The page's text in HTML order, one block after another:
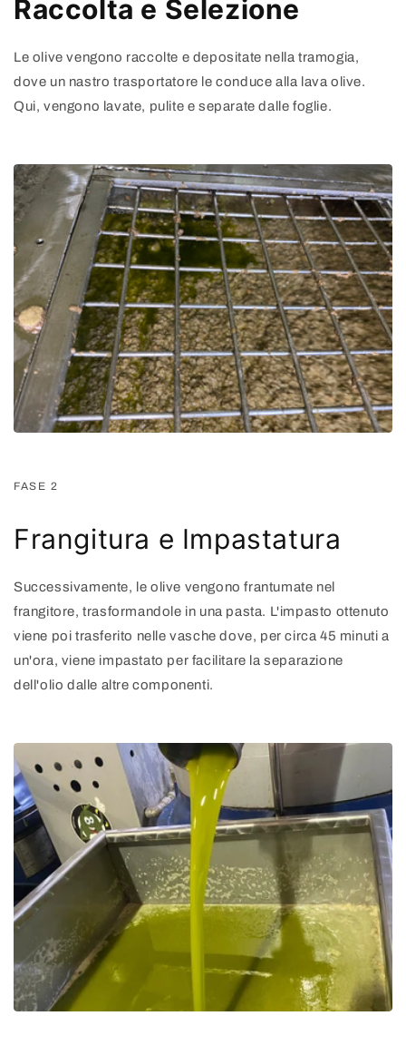
Raccolta e Selezione
Le olive vengono raccolte e depositate nella tramogia,
dove un nastro trasportatore le conduce alla lava olive.
Qui, vengono lavate, pulite e separate dalle foglie.
FASE 2
Frangitura e Impastatura
Successivamente, le olive vengono frantumate nel
frangitore, trasformandole in una pasta. L'impasto ottenuto
viene poi trasferito nelle vasche dove, per circa 45 minuti a
un'ora, viene impastato per facilitare la separazione
dell'olio dalle altre componenti.